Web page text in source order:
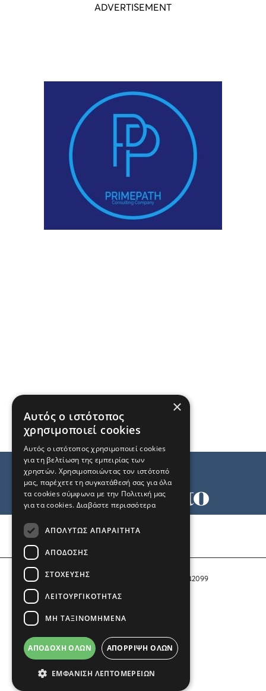
Αριθμός Πιστοποίησης Μ.Η.Τ. 242099
COPYRIGHT © 2026 Το Μανιφέστο
×
Αυτός ο ιστότοπος
χρησιμοποιεί cookies
Αυτός ο ιστότοπος χρησιμοποιεί cookies
για τη βελτίωση της εμπειρίας των
χρηστών. Χρησιμοποιώντας τον ιστότοπό
μας, παρέχετε τη συγκατάθεσή σας για όλα
τα cookies σύμφωνα με την Πολιτική μας
για τα cookies. Διαβάστε περισσότερα
ΑΠΟΛΎΤΩΣ ΑΠΑΡΑΊΤΗΤΑ
ΑΠΌΔΟΣΗΣ
ΣΤΌΧΕΥΣΗΣ
ΛΕΙΤΟΥΡΓΙΚΌΤΗΤΑΣ
ΜΗ ΤΑΞΙΝΟΜΗΜΈΝΑ
ΑΠΟΔΟΧΉ ΌΛΩΝ ΑΠΌΡΡΙΨΗ ΌΛΩΝ
ΕΜΦΆΝΙΣΗ ΛΕΠΤΟΜΕΡΕΙΏΝ